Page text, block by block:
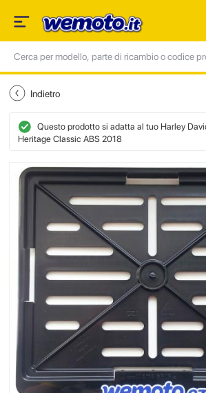
Indietro
Questo prodotto si adatta al tuo Harley
Heritage Classic ABS 2018